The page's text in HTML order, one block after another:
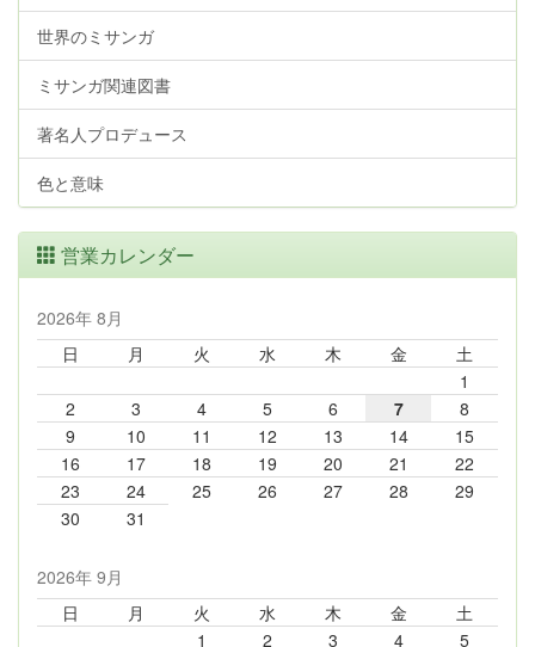
世界のミサンガ
ミサンガ関連図書
著名人プロデュース
色と意味
営業カレンダー
2026年 8月
日
月 火 水 木 金
土
1
2
3 4 5 6 7
8
9
10 11 12 13 14
15
16
17 18 19 20 21
22
23
24 25 26 27 28
29
30
31
2026年 9月
日
月 火 水 木 金
土
1
2 3 4 5